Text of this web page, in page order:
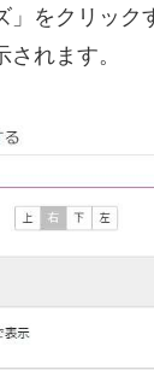
」をクリッ
れます。